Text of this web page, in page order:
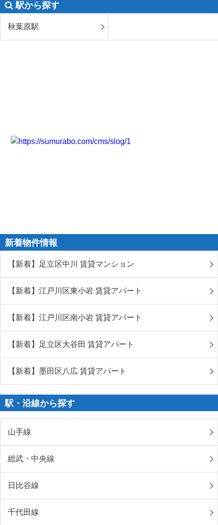
駅から探す
秋葉原駅
新着物件情報
【新着】足立区中川 賃貸マンション
【新着】江戸川区東小岩 賃貸アパート
【新着】江戸川区南小岩 賃貸アパート
【新着】足立区大谷田 賃貸アパート
【新着】墨田区八広 賃貸アパート
駅・沿線から探す
山手線
総武・中央線
日比谷線
千代田線